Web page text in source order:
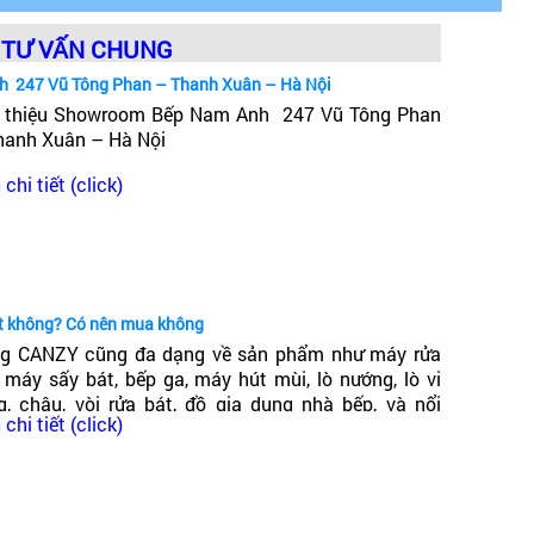
tin chi tiết từ hướng dẫn của nhà sản xuất kèm
TƯ VẤN CHUNG
247 Vũ Tông Phan – Thanh Xuân – Hà Nội
thiệu Showroom Bếp Nam Anh 247 Vũ Tông Phan
Xuân – Hà Nội
chi tiết (click)
Có nên mua không
CANZY cũng đa dạng về sản phẩm như máy rửa
máy sấy bát, bếp ga, máy hút mùi, lò nướng, lò vi
chậu, vòi rửa bát, đồ gia dụng nhà bếp, và nổi
trong đó có dòng bếp từ Canzy. Vậy Bếp từ Canzy
chi tiết (click)